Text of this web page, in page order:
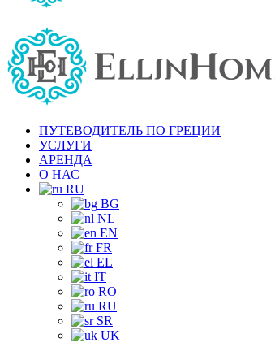
ПУТЕВОДИТЕЛЬ ПО ГРЕЦИИ
УСЛУГИ
АРЕНДА
О НАС
RU
BG
NL
EN
FR
EL
IT
RO
RU
SR
UK